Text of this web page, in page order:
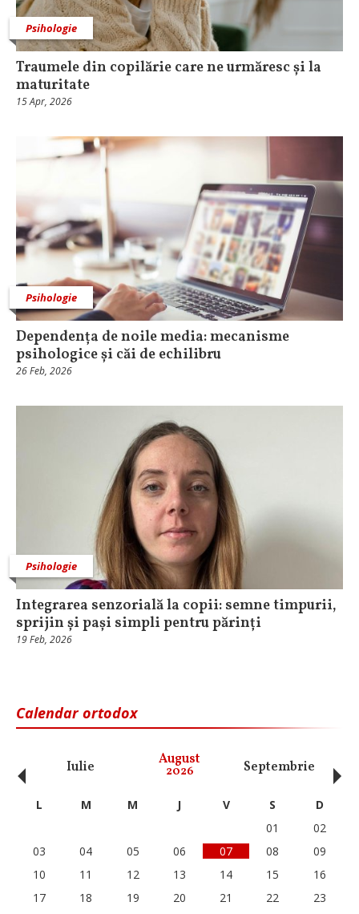
Psihologie
Traumele din copilărie care ne urmăresc și la
maturitate
15 Apr, 2026
Psihologie
Dependența de noile media: mecanisme
psihologice și căi de echilibru
26 Feb, 2026
Psihologie
Integrarea senzorială la copii: semne timpurii,
sprijin și pași simpli pentru părinți
19 Feb, 2026
Calendar ortodox
Iulie August
2026 Septembrie
‹ L M M J V S
D
01
02
03
04 05 06 07 08
09
10
11 12 13 14 15
16
17
18 19 20 21 22
23